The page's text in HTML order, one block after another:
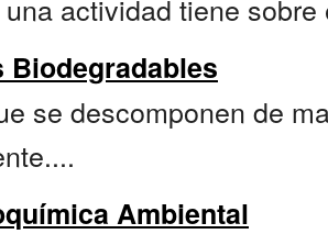
actividad tiene
se descomponen de
Ambiental